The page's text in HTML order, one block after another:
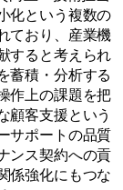
化という複数の
ており、産業機
すると考えられ
蓄積・分析する
作上の課題を把
顧客支援という
サポートの品質
ンス契約への貢
係強化にもつな